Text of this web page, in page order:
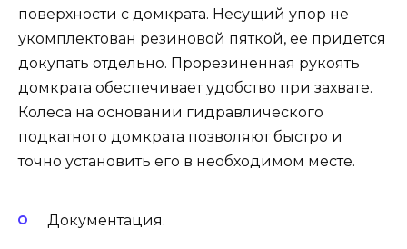
поверхности с домкрата. Несущий упор не
укомплектован резиновой пяткой, ее придется
докупать отдельно. Прорезиненная рукоять
домкрата обеспечивает удобство при захвате.
Колеса на основании гидравлического
подкатного домкрата позволяют быстро и
точно установить его в необходимом месте.
Документация.